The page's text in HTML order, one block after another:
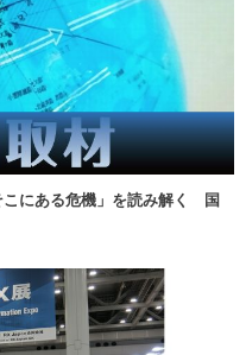
こにある危機」を読み解く 国